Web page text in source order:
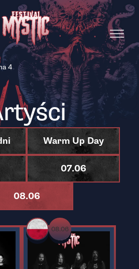
4
Warm Up Day
07.06
08.06
08.06